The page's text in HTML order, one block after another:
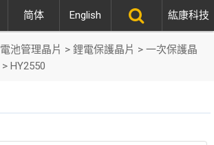
電池管理晶片 > 鋰電保護晶片 > 一次保護晶
> HY2550
简体 English 紘康科技